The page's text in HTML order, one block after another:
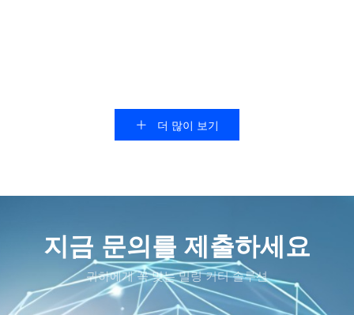
견적을 위한 이메일 더 많이 보기
지금 문의를 제출하세요
귀하에게 꼭 맞는 밀링 커터 솔루션